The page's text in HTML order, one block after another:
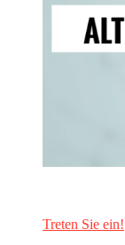
Treten Sie ein!